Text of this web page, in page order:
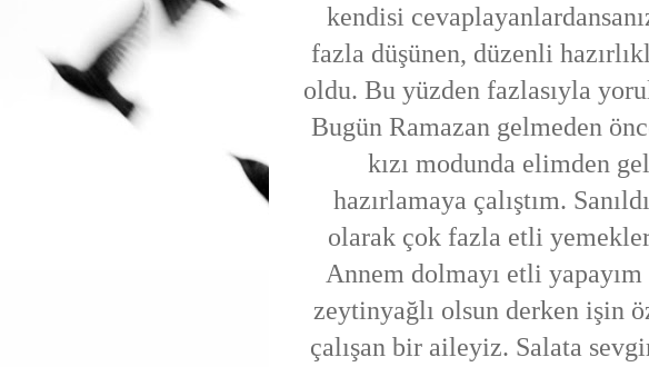
kendisi
fazla düşünen, düzenli
oldu. Bu yüzden fazlasıyla
Bugün Ramazan gelmeden
kızı modunda elimden
hazırlamaya çalıştım.
olarak çok fazla etli
Annem dolmayı etli
zeytinyağlı olsun derken işin
çalışan bir aileyiz. Salata